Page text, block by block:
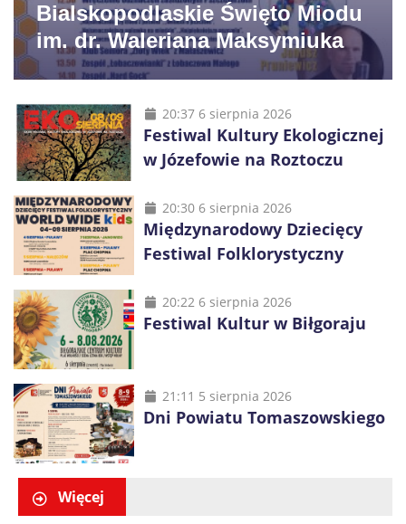
Bialskopodlaskie Święto Miodu
im. dr. Waleriana Maksymiuka
20:37 6 sierpnia 2026
Festiwal Kultury Ekologicznej
w Józefowie na Roztoczu
20:30 6 sierpnia 2026
Międzynarodowy Dziecięcy
Festiwal Folklorystyczny
20:22 6 sierpnia 2026
Festiwal Kultur w Biłgoraju
21:11 5 sierpnia 2026
Dni Powiatu Tomaszowskiego
Więcej